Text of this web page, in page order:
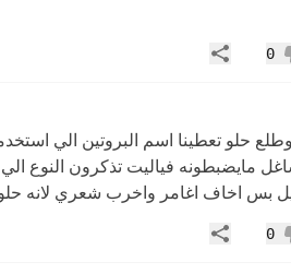
إعجاب
0 مشاركة
حلو تعطينا اسم البروتين الي
مايضبطونه فياليت تذكرون النوع
بس اخاف اغامر واخرب شعري لانه
إعجاب
0 مشاركة